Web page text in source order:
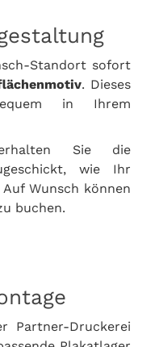
Standort sofort
. Dieses
in Ihrem
Sie die
wie Ihr
Wunsch können
buchen.
Partner-Druckerei